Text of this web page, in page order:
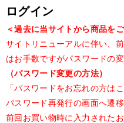
ログイン
＜過去に当サイトから商品を
サイトリニューアルに伴い、
はお手数ですがパスワードの
（パスワード変更の方法）
「パスワードをお忘れの方は
パスワード再発行の画面へ遷移
前回お買い物時に入力された